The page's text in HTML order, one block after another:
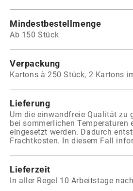
Mindestbestellmenge
Ab 150 Stück
Verpackung
Kartons à 250 Stück, 2 Kartons
Lieferung
Um die einwandfreie Qualität zu
bei sommerlichen Temperaturen
eingesetzt werden. Dadurch
Frachtkosten. In diesem Fall
Lieferzeit
In aller Regel 10 Arbeitstage